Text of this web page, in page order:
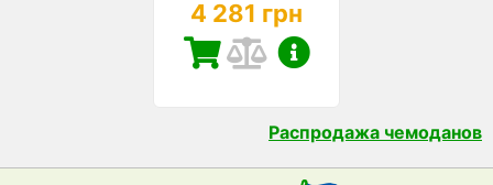
4 281 грн
Распродажа чемоданов